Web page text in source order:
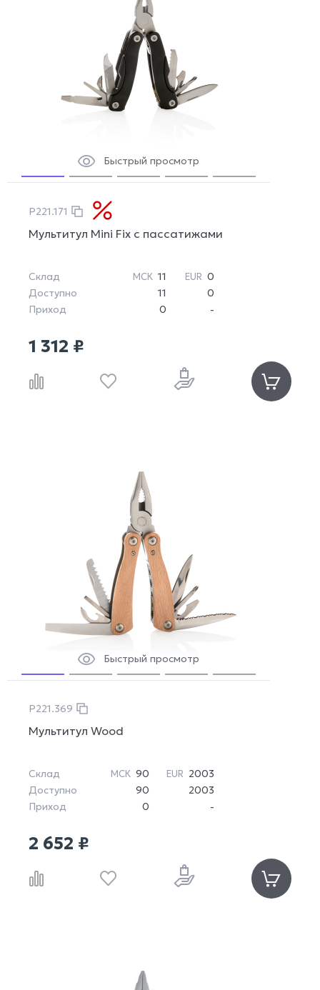
Быстрый просмотр
P221.171
Мультитул Mini Fix с пассатижами
Склад МСК 11 EUR 0
Доступно
11
0
Приход
0 -
1 312 ₽
Быстрый просмотр
P221.369
Мультитул Wood
Склад МСК 90 EUR 2003
Доступно
90
2003
Приход
0 -
2 652 ₽